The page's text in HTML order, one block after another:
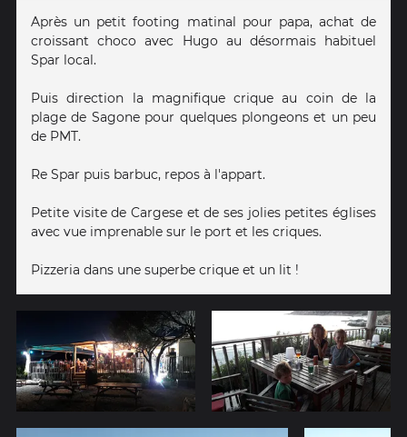
Après un petit footing matinal pour papa, achat de
croissant choco avec Hugo au désormais habituel
Spar local.
Puis direction la magnifique crique au coin de la
plage de Sagone pour quelques plongeons et un peu
de PMT.
Re Spar puis barbuc, repos à l'appart.
Petite visite de Cargese et de ses jolies petites églises
avec vue imprenable sur le port et les criques.
Pizzeria dans une superbe crique et un lit !